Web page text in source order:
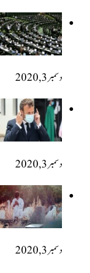
دسمبر 3, 2020
دسمبر 3, 2020
دسمبر 3, 2020